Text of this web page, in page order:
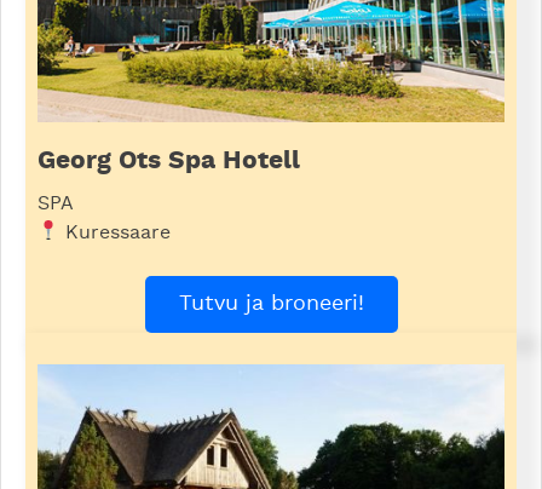
Georg Ots Spa Hotell
SPA
Kuressaare
Tutvu ja broneeri!